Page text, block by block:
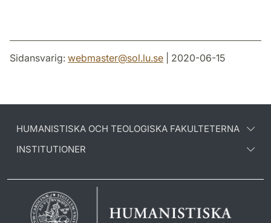
Sidansvarig: webmaster@sol.lu.se | 2020-06-15
HUMANISTISKA OCH TEOLOGISKA FAKULTETERNA
INSTITUTIONER